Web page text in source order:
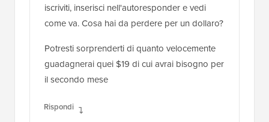
iscriviti, inserisci nell'autoresponder e vedi
come va. Cosa hai da perdere per un dollaro?
Potresti sorprenderti di quanto velocemente
guadagnerai quei $19 di cui avrai bisogno per
il secondo mese
Rispondi